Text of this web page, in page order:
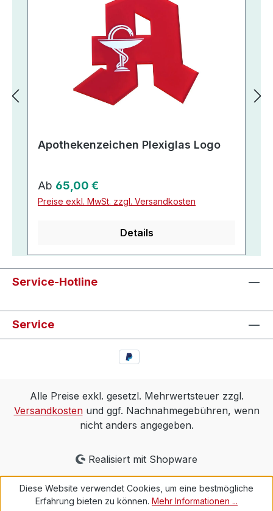
Apothekenzeichen Plexiglas Logo
Regulärer Preis:
Ab 65,00 €
Preise exkl. MwSt. zzgl. Versandkosten
Details
Service-Hotline
Service
Alle Preise exkl. gesetzl. Mehrwertsteuer zzgl.
Versandkostenund ggf. Nachnahmegebühren, wenn
nicht anders angegeben.
Realisiert mit Shopware
Diese Website verwendet Cookies, um eine bestmögliche
Erfahrung bieten zu können. Mehr Informationen ...